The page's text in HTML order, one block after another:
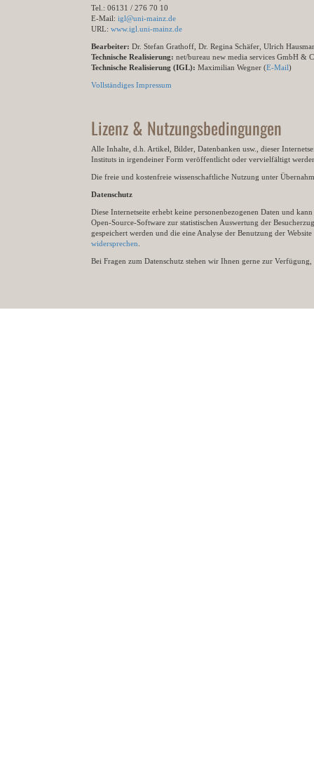
Tel.: 06131 / 276 70 10
E-Mail: igl@uni-mainz.de
URL: www.igl.uni-mainz.de
Bearbeiter: Dr. Stefan Grathoff, Dr. Regina Schäfer, Ulrich
Technische Realisierung: net/bureau new media services GmbH &
Technische Realisierung (IGL): Maximilian Wegner (E-Mail)
Vollständiges Impressum
Lizenz & Nutzungsbedingungen
Alle Inhalte, d.h. Artikel, Bilder, Datenbanken usw., dieser
Instituts in irgendeiner Form veröffentlicht oder vervielfältigt
Die freie und kostenfreie wissenschaftliche Nutzung unter
Datenschutz
Diese Internetseite erhebt keine personenbezogenen Daten und
Open-Source-Software zur statistischen Auswertung der
gespeichert werden und die eine Analyse der Benutzung der
widersprechen
Bei Fragen zum Datenschutz stehen wir Ihnen gerne zur